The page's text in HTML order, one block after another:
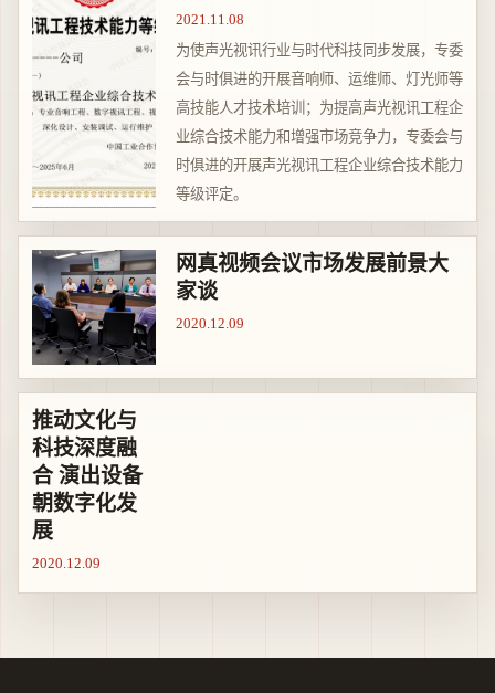
2021.11.08
为使声光视讯行业与时代科技同步发展，专委
会与时俱进的开展音响师、运维师、灯光师等
高技能人才技术培训；为提高声光视讯工程企
业综合技术能力和增强市场竞争力，专委会与
时俱进的开展声光视讯工程企业综合技术能力
等级评定。
网真视频会议市场发展前景大
家谈
2020.12.09
推动文化与
科技深度融
合 演出设备
朝数字化发
展
2020.12.09